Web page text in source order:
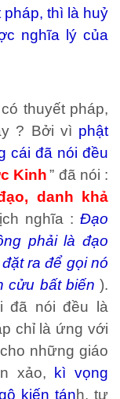
thì là huỷ
nghĩa lý của
thuyết pháp,
? Bởi vì phật
cái đã nói đều
Kinh ” đã nói :
danh khả
nghĩa :Đạo
phải là đạo
ra để gọi nó
cửu bất biến ).
đã nói đều là
chỉ là ứng với
những giáo
xảo,
kì vọng
kiến tánh, tự